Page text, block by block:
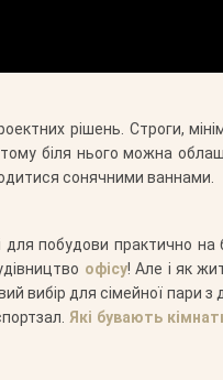
рішень. Строги,
біля нього можна
сонячними ваннами.
побудови практично на
офісу! Але і як
вибір для сімейної пари
Які бувають